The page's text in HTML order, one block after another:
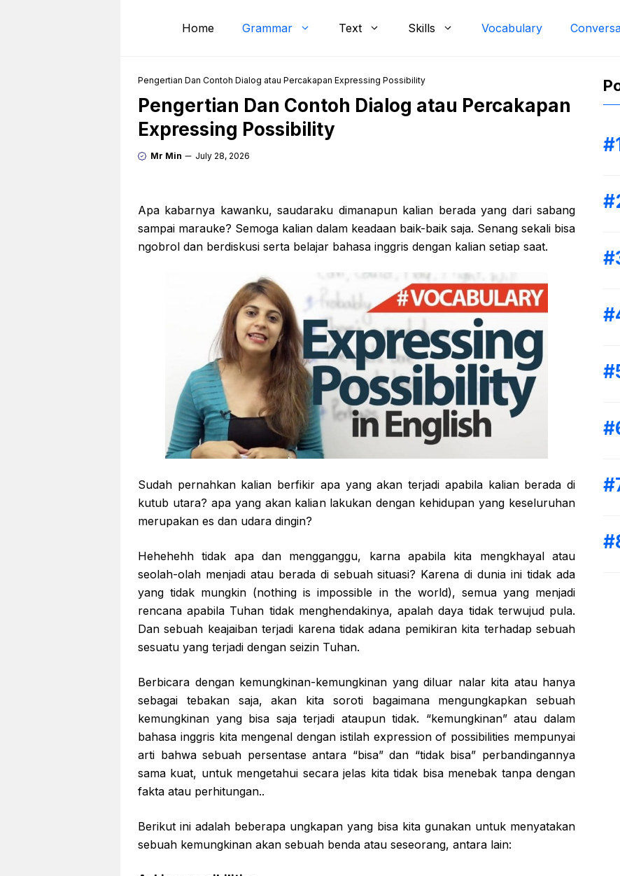
Home Grammar Text Skills Vocabulary
Pengertian Dan Contoh Dialog atau Percakapan Expressing Possibility
Pengertian Dan Contoh Dialog atau Percakapan
Expressing Possibility
Mr Min July 28, 2026
Apa kabarnya kawanku, saudaraku dimanapun kalian berada yang dari sabang
sampai marauke? Semoga kalian dalam keadaan baik-baik saja. Senang sekali bisa
ngobrol dan berdiskusi serta belajar bahasa inggris dengan kalian setiap saat.
Sudah pernahkan kalian berfikir apa yang akan terjadi apabila kalian berada di
kutub utara? apa yang akan kalian lakukan dengan kehidupan yang keseluruhan
merupakan es dan udara dingin?
Hehehehh tidak apa dan mengganggu, karna apabila kita mengkhayal atau
seolah-olah menjadi atau berada di sebuah situasi? Karena di dunia ini tidak ada
yang tidak mungkin (nothing is impossible in the world), semua yang menjadi
rencana apabila Tuhan tidak menghendakinya, apalah daya tidak terwujud pula.
Dan sebuah keajaiban terjadi karena tidak adana pemikiran kita terhadap sebuah
sesuatu yang terjadi dengan seizin Tuhan.
Berbicara dengan kemungkinan-kemungkinan yang diluar nalar kita atau hanya
sebagai tebakan saja, akan kita soroti bagaimana mengungkapkan sebuah
kemungkinan yang bisa saja terjadi ataupun tidak. “kemungkinan” atau dalam
bahasa inggris kita mengenal dengan istilah expression of possibilities mempunyai
arti bahwa sebuah persentase antara “bisa” dan “tidak bisa” perbandingannya
sama kuat, untuk mengetahui secara jelas kita tidak bisa menebak tanpa dengan
fakta atau perhitungan..
Berikut ini adalah beberapa ungkapan yang bisa kita gunakan untuk menyatakan
sebuah kemungkinan akan sebuah benda atau seseorang, antara lain: